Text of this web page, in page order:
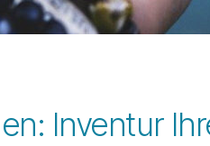
Inventur